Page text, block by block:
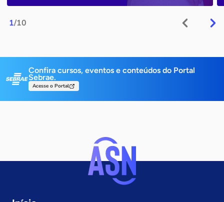
1/10
Confira cursos, eventos e conteúdos do Portal
Sebrae.
Acesse o Portal